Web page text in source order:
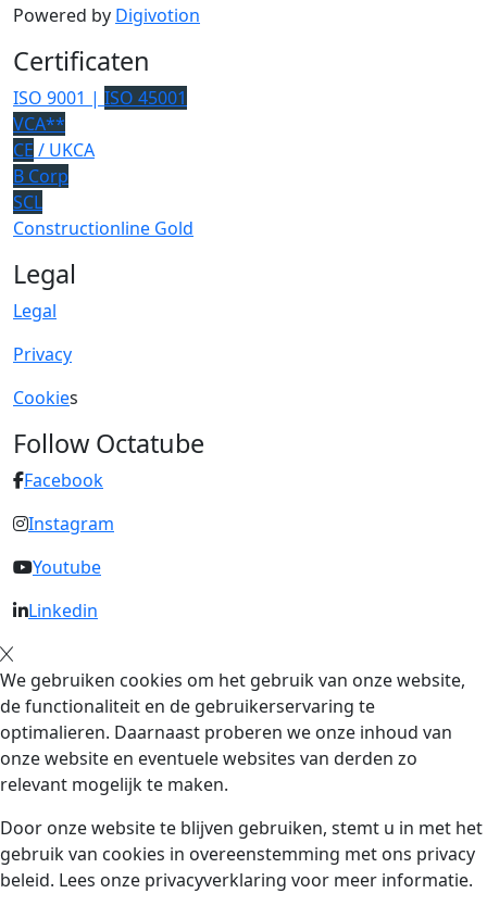
Powered by Digivotion
Certificaten
ISO 9001 | ISO 45001
VCA**
CE / UKCA
B Corp
SCL
Constructionline Gold
Legal
Legal
Privacy
Cookies
Follow Octatube
Facebook
Instagram
Youtube
Linkedin
We gebruiken cookies om het gebruik van onze website,
de functionaliteit en de gebruikerservaring te
optimalieren. Daarnaast proberen we onze inhoud van
onze website en eventuele websites van derden zo
relevant mogelijk te maken.
Door onze website te blijven gebruiken, stemt u in met het
gebruik van cookies in overeenstemming met ons privacy
beleid. Lees onze privacyverklaring voor meer informatie.